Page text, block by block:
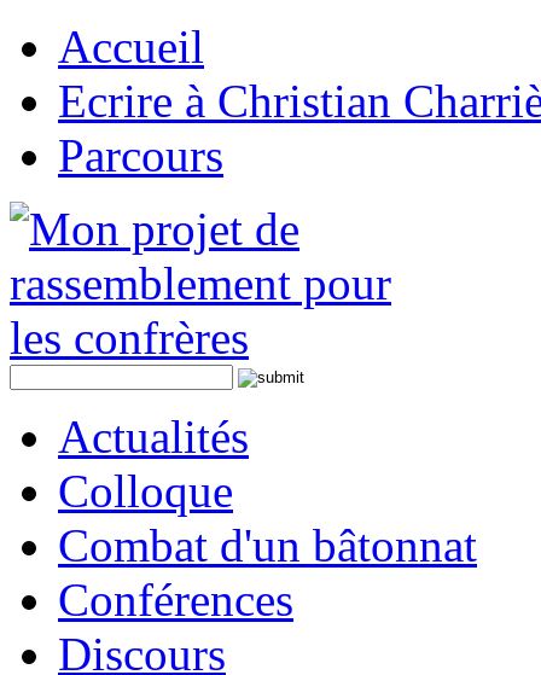
Accueil
Ecrire à Christian
Parcours
Actualités
Colloque
Combat d'un bâtonnat
Conférences
Discours